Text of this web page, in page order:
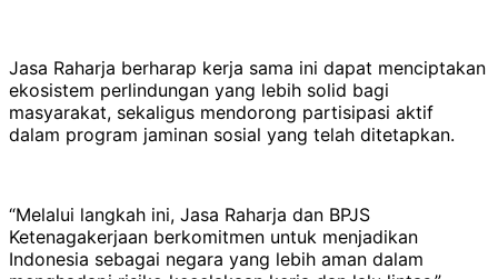
Jasa Raharja berharap kerja sama ini dapat menciptakan
ekosistem perlindungan yang lebih solid bagi
masyarakat, sekaligus mendorong partisipasi aktif
dalam program jaminan sosial yang telah ditetapkan.
“Melalui langkah ini, Jasa Raharja dan BPJS
Ketenagakerjaan berkomitmen untuk menjadikan
Indonesia sebagai negara yang lebih aman dalam